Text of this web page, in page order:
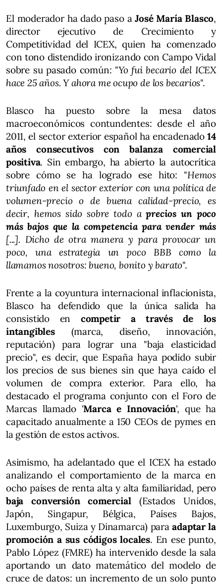
El moderador ha dado paso aJosé María Blasco,
director ejecutivo de Crecimiento y
Competitividad del ICEX, quien ha comenzado
con tono distendido ironizando con Campo Vidal
sobre su pasado común: "Yo fui becario del ICEX
hace 25 años. Y ahora me ocupo de los becarios".
Blasco ha puesto sobre la mesa datos
macroeconómicos contundentes: desde el año
2011, el sector exterior español ha encadenado14
años consecutivos con balanza comercial
positiva. Sin embargo, ha abierto la autocrítica
sobre cómo se ha logrado ese hito: "Hemos
triunfado en el sector exterior con una política de
volumen-precio o de buena calidad-precio, es
decir, hemos sido sobre todo aprecios un poco
más bajos que la competencia para vender más
[...]. Dicho de otra manera y para provocar un
poco, una estrategia un poco BBB como la
llamamos nosotros: bueno, bonito y barato".
Frente a la coyuntura internacional inflacionista,
Blasco ha defendido que la única salida ha
consistido en competir a través de los
intangibles (marca, diseño, innovación,
reputación) para lograr una "baja elasticidad
precio", es decir, que España haya podido subir
los precios de sus bienes sin que haya caído el
volumen de compra exterior. Para ello, ha
destacado el programa conjunto con el Foro de
Marcas llamado 'Marca e Innovación', que ha
capacitado anualmente a 150 CEOs de pymes en
la gestión de estos activos.
Asimismo, ha adelantado que el ICEX ha estado
analizando el comportamiento de la marca en
ocho países de renta alta y alta familiaridad, pero
baja conversión comercial(Estados Unidos,
Japón, Singapur, Bélgica, Países Bajos,
Luxemburgo, Suiza y Dinamarca) para adaptar la
promoción a sus códigos locales. En ese punto,
Pablo López (FMRE) ha intervenido desde la sala
aportando un dato matemático del modelo de
cruce de datos: un incremento de un solo punto